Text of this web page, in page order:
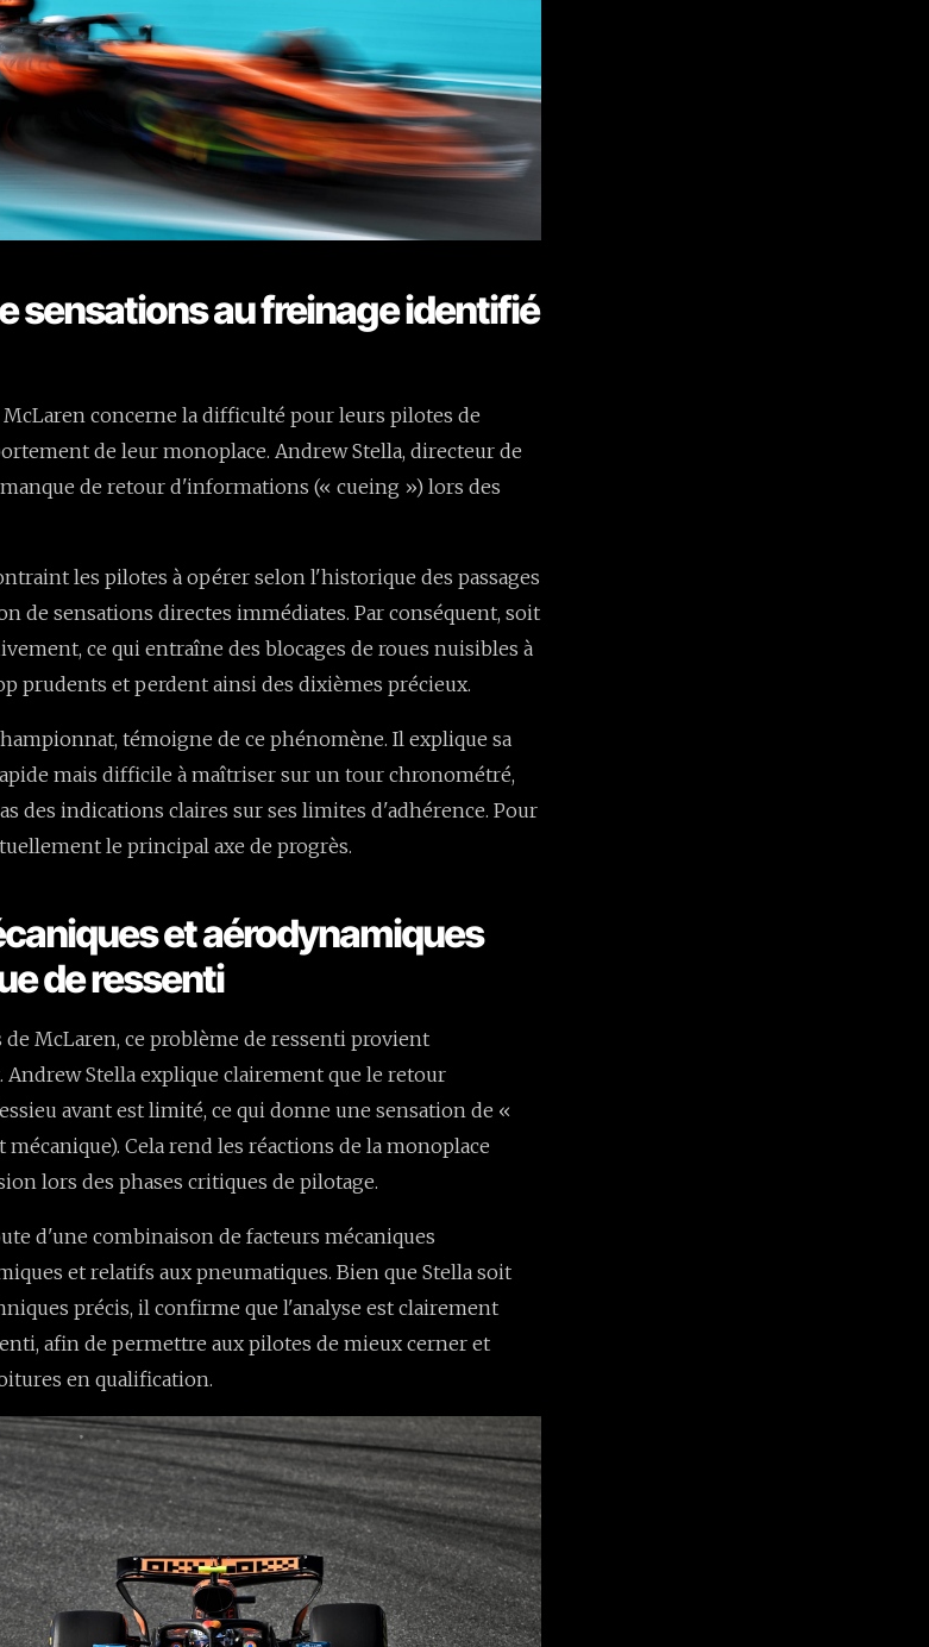
sensations au freinage identifié
concerne la difficulté pour leurs pilotes de
de leur monoplace. Andrew Stella, directeur de
de retour d'informations (« cueing ») lors des
les pilotes à opérer selon l'historique des passages
de sensations directes immédiates. Par conséquent, soit
ce qui entraîne des blocages de roues nuisibles à
prudents et perdent ainsi des dixièmes précieux.
témoigne de ce phénomène. Il explique sa
mais difficile à maîtriser sur un tour chronométré,
des indications claires sur ses limites d'adhérence. Pour
le principal axe de progrès.
et aérodynamiques
de ressenti
McLaren, ce problème de ressenti provient
Stella explique clairement que le retour
avant est limité, ce qui donne une sensation de «
Cela rend les réactions de la monoplace
lors des phases critiques de pilotage.
d'une combinaison de facteurs mécaniques
et relatifs aux pneumatiques. Bien que Stella soit
précis, il confirme que l'analyse est clairement
afin de permettre aux pilotes de mieux cerner et
en qualification.